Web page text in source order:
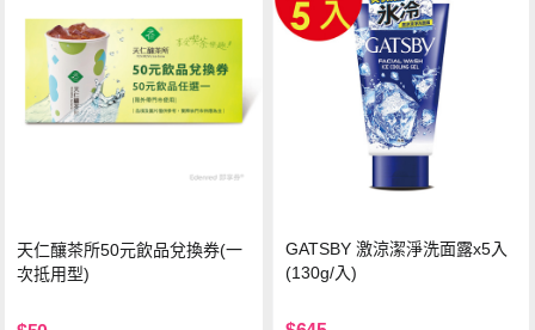
天仁釀茶所50元飲品兌換券(一
次抵用型)
GATSBY 激涼潔淨洗面露x5入
(130g/入)